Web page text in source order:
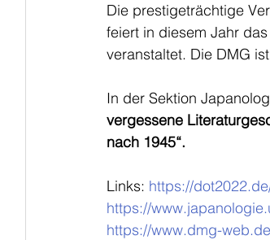
Die prestigeträchtige
feiert in diesem Jahr
veranstaltet. Die DMG
In der Sektion
vergessene
nach 1945“.
Links: https://
https://
https://www.dmg-